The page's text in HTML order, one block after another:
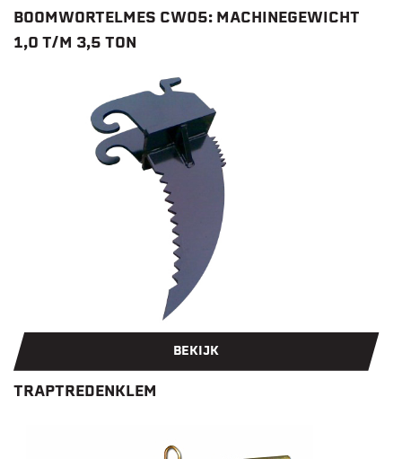
BOOMWORTELMES CW05: MACHINEGEWICHT
1,0 T/M 3,5 TON
BEKIJK
TRAPTREDENKLEM